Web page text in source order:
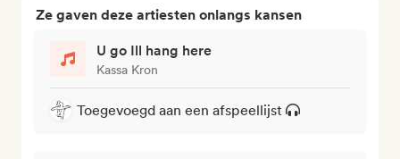
Ze gaven deze artiesten onlangs kansen
U go Ill hang here
Kassa Kron
Toegevoegd aan een afspeellijst